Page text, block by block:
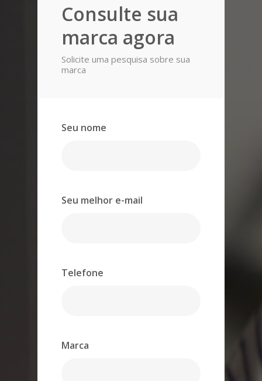
Consulte sua
marca agora
Solicite uma pesquisa sobre sua
marca
Seu nome
Seu melhor e-mail
Telefone
Marca